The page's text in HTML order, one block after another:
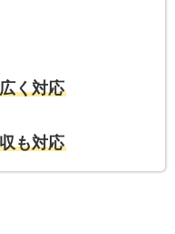
く対応
も対応